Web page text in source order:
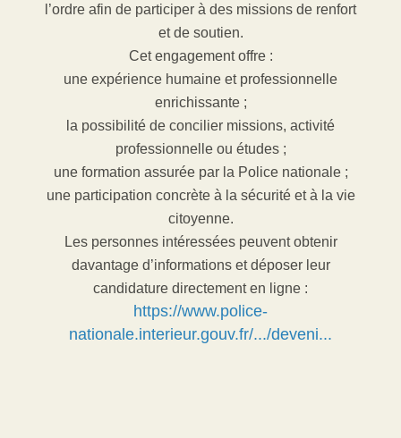
l’ordre afin de participer à des missions de renfort
et de soutien.
Cet engagement offre :
une expérience humaine et professionnelle
enrichissante ;
la possibilité de concilier missions, activité
professionnelle ou études ;
une formation assurée par la Police nationale ;
une participation concrète à la sécurité et à la vie
citoyenne.
Les personnes intéressées peuvent obtenir
davantage d’informations et déposer leur
candidature directement en ligne :
https://www.police-
nationale.interieur.gouv.fr/.../deveni...